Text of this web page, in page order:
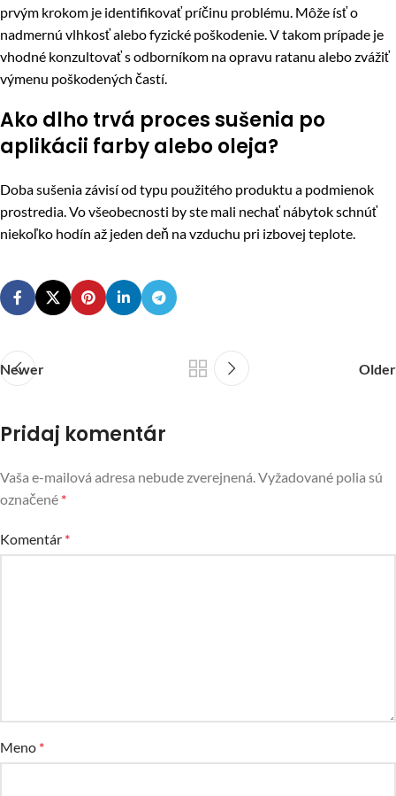
prvým krokom je identifikovať príčinu problému. Môže ísť o
nadmernú vlhkosť alebo fyzické poškodenie. V takom prípade je
vhodné konzultovať s odborníkom na opravu ratanu alebo zvážiť
výmenu poškodených častí.
Ako dlho trvá proces sušenia po
aplikácii farby alebo oleja?
Doba sušenia závisí od typu použitého produktu a podmienok
prostredia. Vo všeobecnosti by ste mali nechať nábytok schnúť
niekoľko hodín až jeden deň na vzduchu pri izbovej teplote.
Newer Older
Pridaj komentár
Vaša e-mailová adresa nebude zverejnená.Vyžadované polia sú
označené *
Komentár *
Meno *